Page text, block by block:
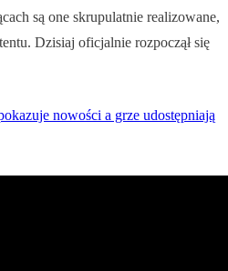
są one skrupulatnie realizowane,
Dzisiaj oficjalnie rozpoczął się
nowości a grze udostępniają